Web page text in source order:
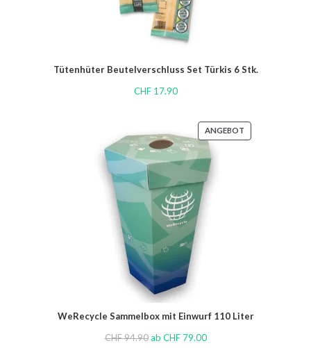
Tütenhüter Beutelverschluss Set Türkis 6 Stk.
CHF17.90
ANGEBOT
WeRecycle Sammelbox mit Einwurf 110 Liter
CHF94.90 ab CHF79.00